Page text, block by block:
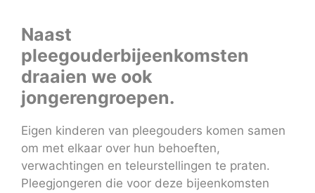
Naast
pleegouderbijeenkomsten
draaien we ook
jongerengroepen.
Eigen kinderen van pleegouders komen samen
om met elkaar over hun behoeften,
verwachtingen en teleurstellingen te praten.
Pleegjongeren die voor deze bijeenkomsten